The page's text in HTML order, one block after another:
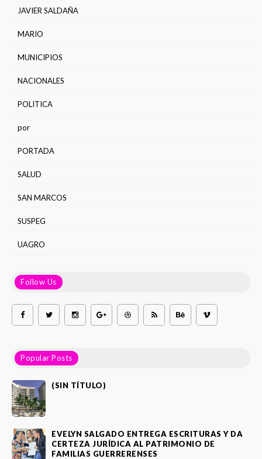
JAVIER SALDAÑA
MARIO
MUNICIPIOS
NACIONALES
POLITICA
por
PORTADA
SALUD
SAN MARCOS
SUSPEG
UAGRO
Follow Us
Popular Posts
(SIN TÍTULO)
EVELYN SALGADO ENTREGA ESCRITURAS Y DA
CERTEZA JURÍDICA AL PATRIMONIO DE
FAMILIAS GUERRERENSES